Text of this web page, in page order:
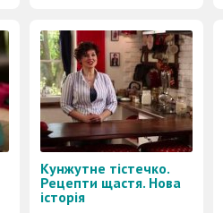
Кунжутне тістечко.
Рецепти щастя. Нова
історія